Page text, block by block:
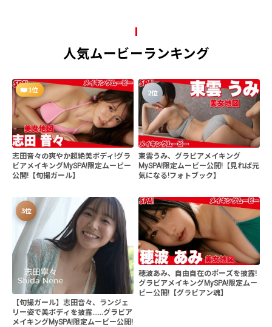
人気ムービーランキング
1位
志田音々の爽やか超絶美ボディ!グラ
ビアメイキングMySPA!限定ムービー
公開!【旬撮ガール】
2位
東雲うみ、グラビアメイキング
MySPA!限定ムービー公開!【見れば元
気になる!フォトブック】
3位
【旬撮ガール】志田音々、ランジェ
リー姿で美ボディを披露......グラビア
メイキングMySPA!限定ムービー公開!
穂波あみ、自由自在のポーズを披露!
グラビアメイキングMySPA!限定ムー
ビー公開!【グラビアン魂】